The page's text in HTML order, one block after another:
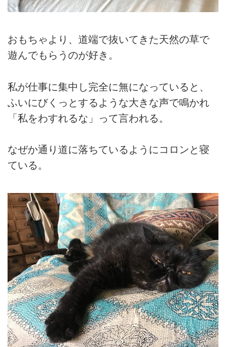
おもちゃより、道端で抜いてきた天然の草で
遊んでもらうのが好き。
私が仕事に集中し完全に無になっていると、
ふいにびくっとするような大きな声で鳴かれ
「私をわすれるな」って言われる。
なぜか通り道に落ちているようにコロンと寝
ている。